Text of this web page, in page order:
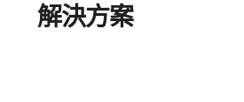
解決方案